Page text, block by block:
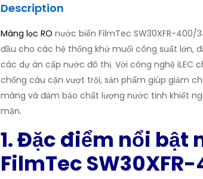
Description
Màng lọc RO nước biển FilmTec SW30XFR-400/
đầu cho các hệ thống khử muối công suất lớn,
các dự án cấp nước đô thị. Với công nghệ iLEC
chống cáu cặn vượt trội, sản phẩm giúp giảm
màng và đảm bảo chất lượng nước tinh khiết
mặn.
1. Đặc điểm nổi bật
FilmTec